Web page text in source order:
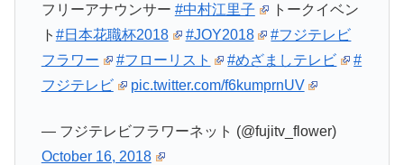
フリーアナウンサー #中村江里子
トークイベン
ト #日本花職杯2018 #JOY2018
#フジテレビ
フラワー
#フローリスト #めざましテレビ
#
フジテレビ
pic.twitter.com/f6kumprnUV
— フジテレビフラワーネット (@fujitv_flower)
October 16, 2018